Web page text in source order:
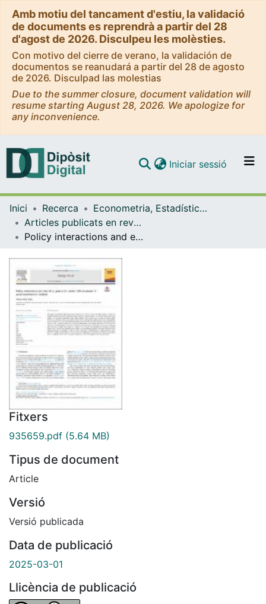
Amb motiu del tancament d'estiu, la validació
de documents es reprendrà a partir del 28
d'agost de 2026. Disculpeu les molèsties.
Con motivo del cierre de verano, la validación de
documentos se reanudará a partir del 28 de agosto
de 2026. Disculpad las molestias
Due to the summer closure, document validation will
resume starting August 28, 2026. We apologize for
any inconvenience.
Navega per tot el DD
Com publicar
Iniciar sessió (current)
Inici Recerca
Econometria, Estadística i Economia Aplicada
Articles publicats en revistes (Econometria, Estadística i Economia Aplicada)
Policy interactions and electricity generation sector CO2 emissions: A quasi-experimental analysis
Fitxers
935659.pdf (5.64 MB)
Tipus de document
Article
Versió
Versió publicada
Data de publicació
2025-03-01
Llicència de publicació